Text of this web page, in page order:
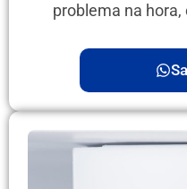
problema na